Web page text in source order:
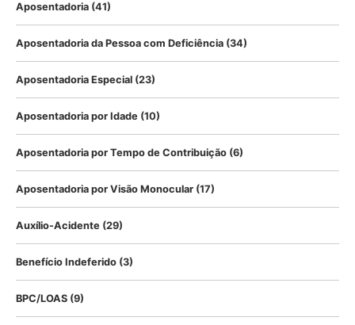
Aposentadoria (41)
Aposentadoria da Pessoa com Deficiência (34)
Aposentadoria Especial (23)
Aposentadoria por Idade (10)
Aposentadoria por Tempo de Contribuição (6)
Aposentadoria por Visão Monocular (17)
Auxílio-Acidente (29)
Benefício Indeferido (3)
BPC/LOAS (9)